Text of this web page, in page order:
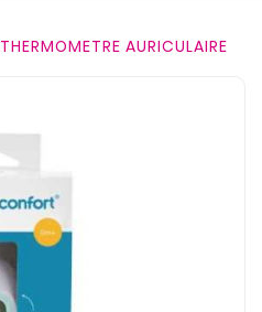
THERMOMETRE AURICULAIRE